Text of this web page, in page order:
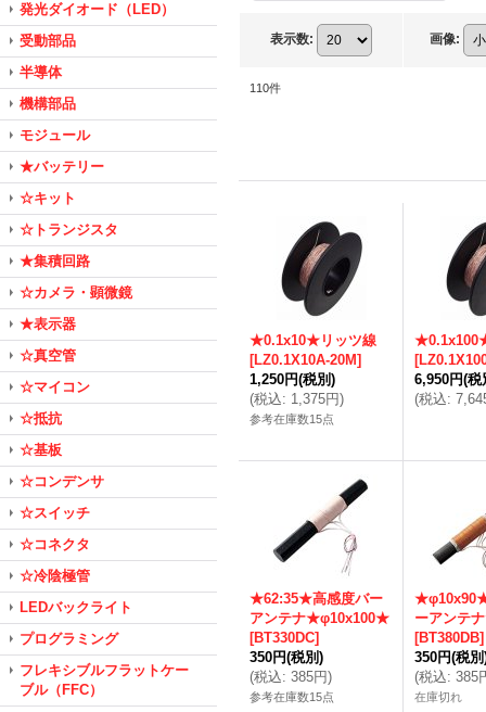
発光ダイオード（LED）
受動部品
半導体
機構部品
モジュール
★バッテリー
☆キット
☆トランジスタ
★集積回路
☆カメラ・顕微鏡
★表示器
☆真空管
☆マイコン
☆抵抗
☆基板
☆コンデンサ
☆スイッチ
☆コネクタ
☆冷陰極管
LEDバックライト
プログラミング
フレキシブルフラットケー
ブル（FFC）
表示数: 画像:
110件
★0.1x10★リッツ線
[LZ0.1X10A-20M]
1,250円(税別)
(税込: 1,375円)
参考在庫数15点
[
6,950円(税
(税込:
★62:35★高感度バー
アンテナ★φ10x100★
[BT330DC]
350円(税別)
(税込: 385円)
参考在庫数15点
ーアンテ
[BT380DB]
350円(税別
(税込: 385
在庫切れ